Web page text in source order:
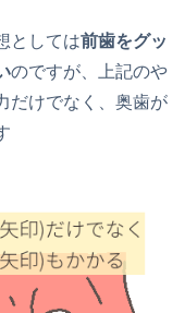
としては前歯をグッ
のですが、上記のや
だけでなく、奥歯が